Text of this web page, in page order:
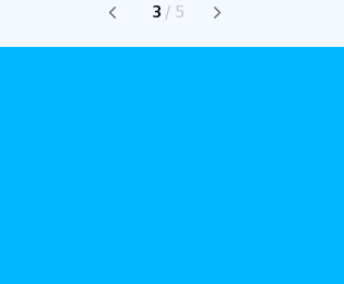
3 / 5